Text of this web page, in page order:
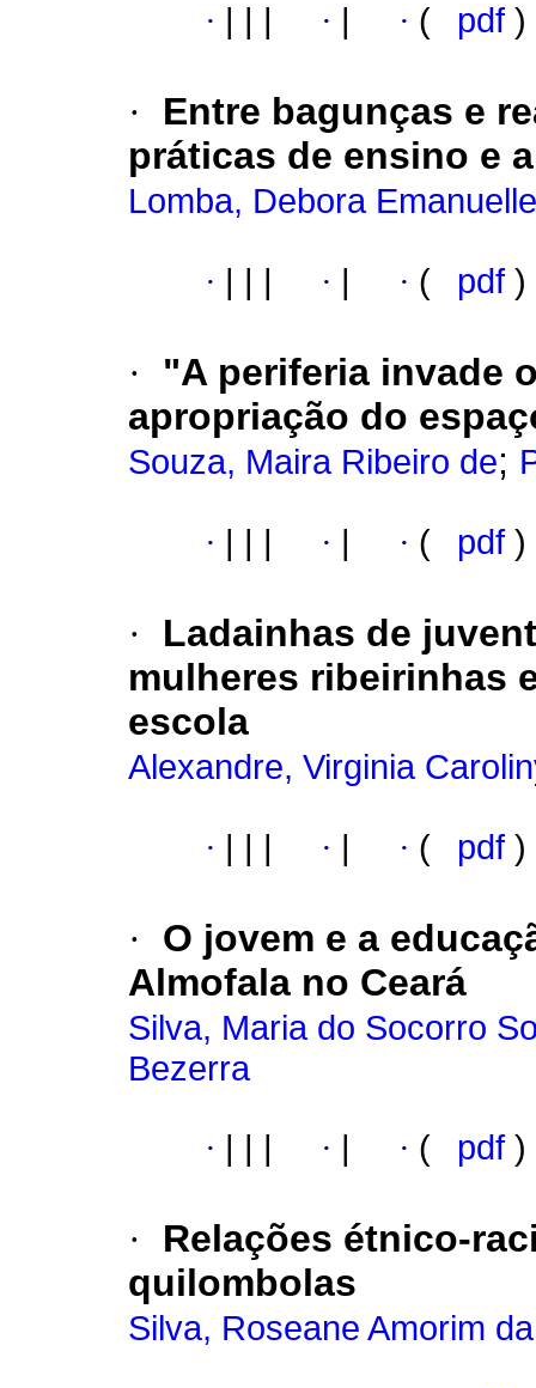
· · · ( pdf )
·
Entre bagunças e
práticas de ensino e
Lomba, Debora
· · · ( pdf )
·
"A periferia invade
apropriação do
Souza, Maira Ribeiro de;
· · · ( pdf )
·
Ladainhas de
mulheres ribeirinhas
escola
Alexandre, Virginia
· · · ( pdf )
·
O jovem e a
Almofala no Ceará
Silva, Maria do Socorro
Bezerra
· · · ( pdf )
·
Relações étnico-
quilombolas
Silva, Roseane Amorim da